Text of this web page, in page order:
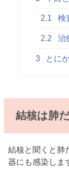
2.1 検
2.2 治
3 とに
結核は肺
結核と聞くと肺
器にも感染しま